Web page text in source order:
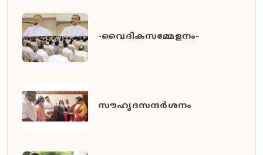
-വൈദികസമ്മേളനം-
സൗഹൃദസന്ദർശനം